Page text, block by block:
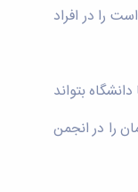
را در افراد
بتواند
را در انجمن